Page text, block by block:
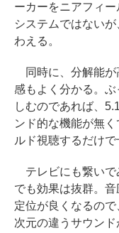
ーカーをニアフィ
システムではない
わえる。
同時に、分解能が
感もよく分かる。
しむのであれば、
ンド的な機能が無
ルド視聴するだけで
テレビにも繋いで
でも効果は抜群。
定位が良くなるの
次元の違うサウン